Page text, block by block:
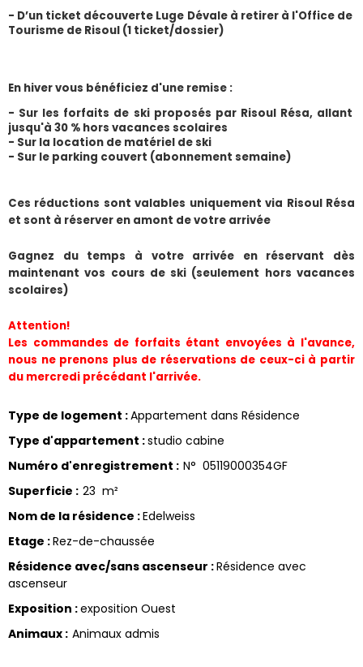
- D’un ticket découverte Luge Dévale à retirer à l'Office de
Tourisme de Risoul (1 ticket/dossier)
En hiver vous bénéficiez d'une remise :
- Sur les forfaits de ski proposés par Risoul Résa, allant
jusqu'à 30 % hors vacances scolaires
- Sur la location de matériel de ski
- Sur le parking couvert (abonnement semaine)
​Ces réductions sont valables uniquement via Risoul Résa
et sont à réserver en amont de votre arrivée
Gagnez du temps à votre arrivée en réservant dès
maintenant vos cours de ski (seulement hors vacances
scolaires)
Attention!
Les commandes de forfaits étant envoyées à l'avance,
nous ne prenons plus de réservations de ceux-ci à partir
du mercredi précédant l'arrivée.
Type de logement :Appartement dans Résidence
Type d'appartement :studio cabine
Numéro d'enregistrement : N° 05119000354GF
Superficie : 23 m²
Nom de la résidence :Edelweiss
Etage :Rez-de-chaussée
Résidence avec/sans ascenseur :Résidence avec
ascenseur
Exposition :exposition Ouest
Animaux : Animaux admis